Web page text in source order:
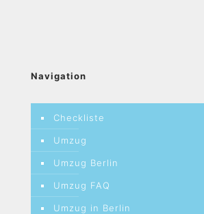
Navigation
Checkliste
Umzug
Umzug Berlin
Umzug FAQ
Umzug in Berlin